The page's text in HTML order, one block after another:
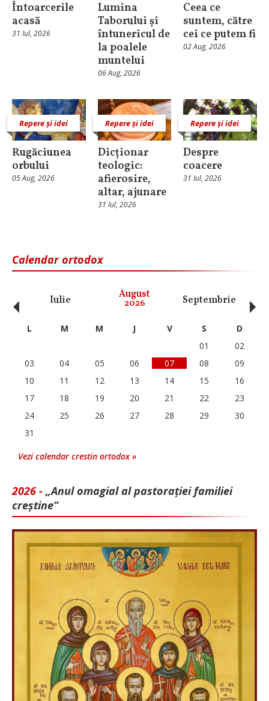
Întoarcerile
acasă
31 Iul, 2026
Lumina
Taborului și
întunericul de
la poalele
muntelui
06 Aug, 2026
Ceea ce
suntem, către
cei ce putem fi
02 Aug, 2026
Repere și idei
Rugăciunea
orbului
05 Aug, 2026
Repere și idei
Dicționar
teologic:
afierosire,
altar, ajunare
31 Iul, 2026
Repere și idei
Despre
coacere
31 Iul, 2026
Calendar ortodox
Iulie August
2026 Septembrie
‹ L M M J V S
D
01
02
03
04 05 06 07 08
09
10
11 12 13 14 15
16
17
18 19 20 21 22
23
24
25 26 27 28 29
30
31
Vezi calendar crestin ortodox »
2026 - „Anul omagial al pastorației familiei
creștine”